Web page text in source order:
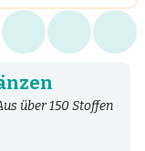
über 150 Stoffen